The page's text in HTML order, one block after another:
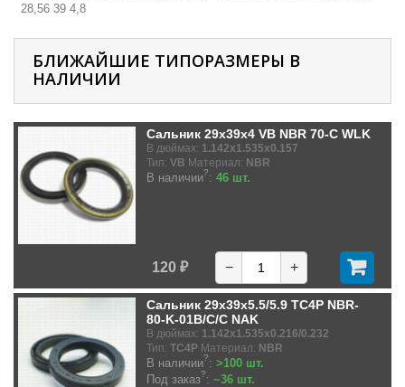
28,56 39 4,8
БЛИЖАЙШИЕ ТИПОРАЗМЕРЫ В
НАЛИЧИИ
Сальник 29x39x4 VB NBR 70-C WLK
В дюймах: 1.142x1.535x0.157
Тип: VB Материал: NBR
В наличии?: 46 шт.
120 ₽ − +
Сальник 29x39x5.5/5.9 TC4P NBR-
80-K-01B/C/C NAK
В дюймах: 1.142x1.535x0.216/0.232
Тип: TC4P Материал: NBR
В наличии?: >100 шт.
Под заказ?: ~36 шт.